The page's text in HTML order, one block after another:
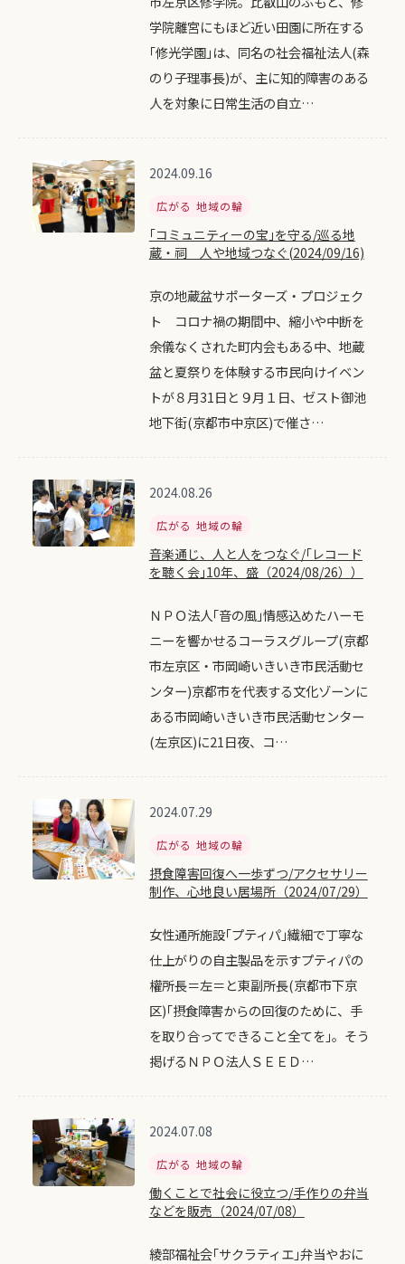
学院離宮にもほど近い田園に所在する
｢修光学園｣は、同名の社会福祉法人(森
のり子理事長)が、主に知的障害のある
人を対象に日常生活の自立…
2024.09.16
広がる 地域の輪
｢コミュニティーの宝｣を守る/巡る地
蔵・祠 人や地域つなぐ(2024/09/16)
京の地蔵盆サポーターズ・プロジェク
ト コロナ禍の期間中、縮小や中断を
余儀なくされた町内会もある中、地蔵
盆と夏祭りを体験する市民向けイベン
トが８月31日と９月１日、ゼスト御池
地下街(京都市中京区)で催さ…
2024.08.26
広がる 地域の輪
音楽通じ、人と人をつなぐ/｢レコード
を聴く会｣10年、盛（2024/08/26））
ＮＰＯ法人｢音の風｣情感込めたハーモ
ニーを響かせるコーラスグループ(京都
市左京区・市岡崎いきいき市民活動セ
ンター)京都市を代表する文化ゾーンに
ある市岡崎いきいき市民活動センター
(左京区)に21日夜、コ…
2024.07.29
広がる 地域の輪
摂食障害回復へ一歩ずつ/アクセサリー
制作、心地良い居場所（2024/07/29）
女性通所施設｢プティパ｣繊細で丁寧な
仕上がりの自主製品を示すプティパの
權所長＝左＝と東副所長(京都市下京
区)｢摂食障害からの回復のために、手
を取り合ってできること全てを｣。そう
掲げるＮＰＯ法人ＳＥＥＤ…
2024.07.08
広がる 地域の輪
働くことで社会に役立つ/手作りの弁当
などを販売（2024/07/08）
綾部福祉会｢サクラティエ｣弁当やおに